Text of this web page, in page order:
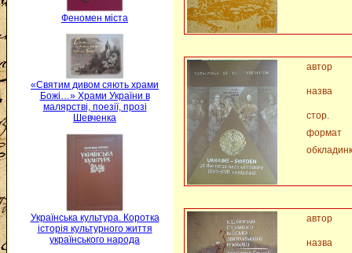
Феномен міста
«Святим дивом сяють храми
Божі…» Храми України в
малярстві, поезії, прозі
Шевченка
Українська культура. Коротка
історія культурного життя
українського народа
автор
назва
стор.
формат
автор
назва